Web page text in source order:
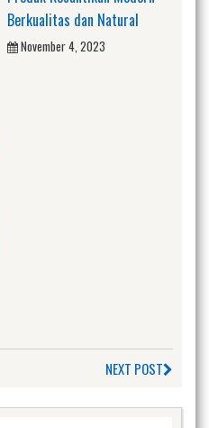
Berkualitas dan Natural
November 4, 2023
NEXT POST